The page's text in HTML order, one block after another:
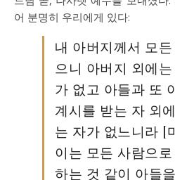
어 분명히 우리에게 있다:
내 아버지께서 모
으니 아버지 외에
가 없고 아들과 또
계시를 받는 자 외
는 자가 없느니라 [
이는 모든 사람으
하는 것 같이 아들